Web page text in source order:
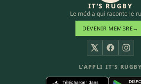
IT’S RUGBY
Le média qui raconte le
DEVENIR MEMBRE→
X Facebook
L’APPLI IT’S RUGBY